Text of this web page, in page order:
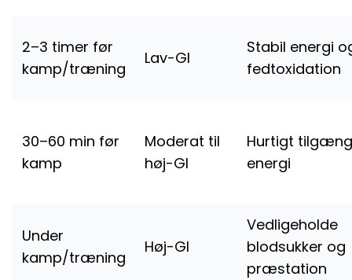
2–3 timer før
kamp/træning
Lav-GI
Stabil energi
fedtoxidation
30–60 min før
kamp
Moderat til
høj-GI
Hurtigt
energi
Under
kamp/træning
Høj-GI
Vedligeholde
blodsukker og
præstation